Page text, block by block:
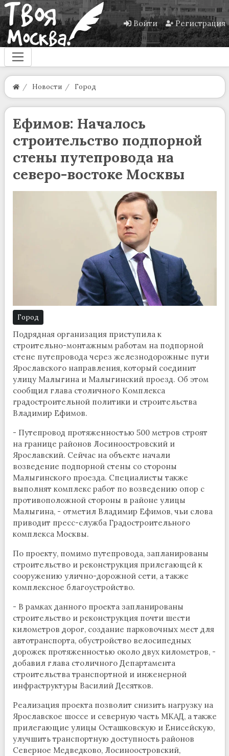
Войти Регистрация
Новости Город
Ефимов: Началось
строительство подпорной
стены путепровода на
северо-востоке Москвы
Город
Подрядная организация приступила к
строительно-монтажным работам на подпорной
стене путепровода через железнодорожные пути
Ярославского направления, который соединит
улицу Малыгина и Малыгинский проезд. Об этом
сообщил глава столичного Комплекса
градостроительной политики и строительства
Владимир Ефимов.
- Путепровод протяженностью 500 метров строят
на границе районов Лосиноостровский и
Ярославский. Сейчас на объекте начали
возведение подпорной стены со стороны
Малыгинского проезда. Специалисты также
выполнят комплекс работ по возведению опор с
противоположной стороны в районе улицы
Малыгина, - отметил Владимир Ефимов, чьи слова
приводит пресс-служба Градостроительного
комплекса Москвы.
По проекту, помимо путепровода, запланированы
строительство и реконструкция прилегающей к
сооружению улично-дорожной сети, а также
комплексное благоустройство.
- В рамках данного проекта запланированы
строительство и реконструкция почти шести
километров дорог, создание парковочных мест для
автотранспорта, обустройство велосипедных
дорожек протяженностью около двух километров, -
добавил глава столичного Департамента
строительства транспортной и инженерной
инфраструктуры Василий Десятков.
Реализация проекта позволит снизить нагрузку на
Ярославское шоссе и северную часть МКАД, а также
прилегающие улицы Осташковскую и Енисейскую,
улучшить транспортную доступность районов
Северное Медведково, Лосиноостровский,